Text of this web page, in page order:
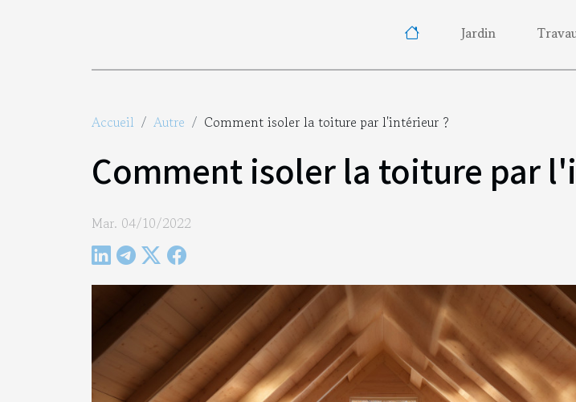
Jardin
Accueil Autre Comment isoler la toiture par l'intérieur ?
Comment isoler la toiture par
Mar. 04/10/2022